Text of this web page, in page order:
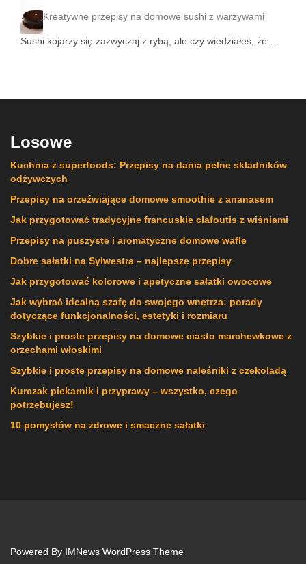
Kreatywne przepisy na domowe sushi z warzywami
Sushi kojarzy się zazwyczaj z rybą, ale czy wiedziałeś, że …
Losowe
Kuchnia z superfoods: Przepisy na dania pełne składników
odżywczych
Przepisy na orzeźwiające domowe smoothie z ananasem
Jak przygotować tradycyjne francuskie clafoutis z wiśniami
Przepisy na puszyste i aromatyczne domowe wafle
Dobre sałatki na Sylwestra – najlepsze przepisy
Jak przygotować kolorowe i apetyczne sałatki owocowe
Jak wybrać idealną szafę do swojego wnętrza: porady
dotyczące funkcjonalności, estetyki i rozmiaru
Szybkie i proste przepisy na domowe ciasto marchewkowe z
orzechami włoskimi
Szybkie i proste przepisy na domowe naleśniki z czekoladą
Kurczak piekarnik i przyprawy – wszystko, czego
potrzebujesz!
10 pomysłów na zdrowe i smaczne sałatki
Powered By IMNews WordPress Theme